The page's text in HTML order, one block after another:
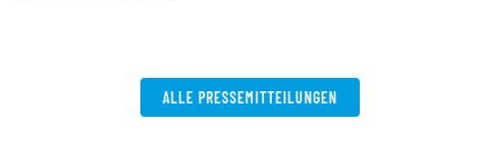
ALLE PRESSEMITTEILUNGEN